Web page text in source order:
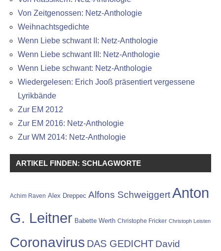
Von Zeitgenossen: Netz-Anthologie
Weihnachtsgedichte
Wenn Liebe schwant II: Netz-Anthologie
Wenn Liebe schwant III: Netz-Anthologie
Wenn Liebe schwant: Netz-Anthologie
Wiedergelesen: Erich Jooß präsentiert vergessene
Lyrikbände
Zur EM 2012
Zur EM 2016: Netz-Anthologie
Zur WM 2014: Netz-Anthologie
ARTIKEL FINDEN: SCHLAGWORTE
Achim Raven Alex Dreppec Alfons SchweiggertAnton
G. Leitner Babette Werth Christophe Fricker Christoph Leisten
Coronavirus DAS GEDICHT David